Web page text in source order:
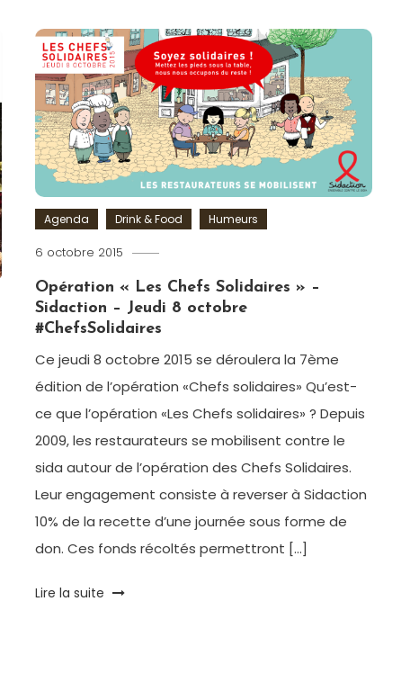
Agenda Drink & Food Humeurs
6 octobre 2015
Paris
Opération « Les Chefs Solidaires » –
Sidaction – Jeudi 8 octobre
#ChefsSolidaires
Ce jeudi 8 octobre 2015 se déroulera la 7ème
édition de l’opération «Chefs solidaires» Qu’est-
ce que l’opération «Les Chefs solidaires» ? Depuis
2009, les restaurateurs se mobilisent contre le
sida autour de l’opération des Chefs Solidaires.
Leur engagement consiste à reverser à Sidaction
10% de la recette d’une journée sous forme de
don. Ces fonds récoltés permettront […]
Tagged
Lire la suite